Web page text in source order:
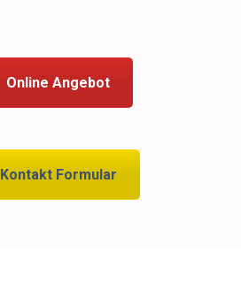
Online Angebot
Kontakt Formular